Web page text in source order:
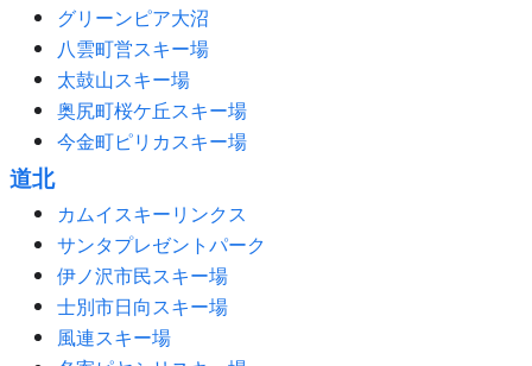
グリーンピア大沼
八雲町営スキー場
太鼓山スキー場
奥尻町桜ケ丘スキー場
今金町ピリカスキー場
道北
カムイスキーリンクス
サンタプレゼントパーク
伊ノ沢市民スキー場
士別市日向スキー場
風連スキー場